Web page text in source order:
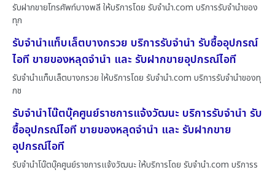
รับฝากขายโทรศัพท์บางพลี ให้บริการโดย รับจํานํา.com บริการรับจำนำของ
ทุก
รับจำนำแท็บเล็ตบางกรวย บริการรับจำนำ รับซื้ออุปกรณ์
ไอที ขายของหลุดจำนำ และ รับฝากขายอุปกรณ์ไอที
รับจำนำแท็บเล็ตบางกรวย ให้บริการโดย รับจํานํา.com บริการรับจำนำของทุ
กช
รับจำนำโน๊ตบุ๊คศูนย์ราชการแจ้งวัฒนะ บริการรับจำนำ รับ
ซื้ออุปกรณ์ไอที ขายของหลุดจำนำ และ รับฝากขาย
อุปกรณ์ไอที
รับจำนำโน๊ตบุ๊คศูนย์ราชการแจ้งวัฒนะ ให้บริการโดย รับจํานํา.com บริการร